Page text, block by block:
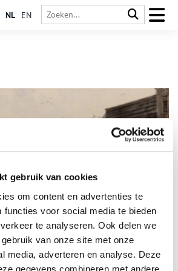
gebruik van cookies
om content en advertenties te
functies voor social media te bieden
te analyseren. Ook delen we
van onze site met onze
media, adverteren en analyse. Deze
gegevens combineren met andere
NL EN
langer dan ooit. Een verkoudheidje is
kwalen zijn vaak met een
Dat was anderhalve eeuw
Amsterdammers woonden dicht op
omstandigheden, waardoor
op de loer lagen. Waar stierven
Werden arme en rijke stadsbewoners